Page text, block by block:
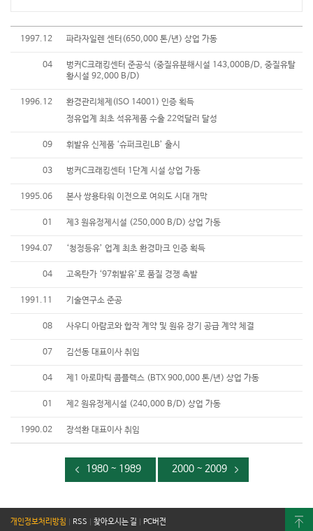
1997.12 파라자일렌 센터(650,000 톤/년) 상업 가동
04
벙커C크래킹센터 준공식 (중질유분해시설 143,000B/D, 중질유탈
황시설 92,000 B/D)
1996.12
환경관리체제(ISO 14001) 인증 획득
정유업계 최초 석유제품 수출 22억달러 달성
09 휘발유 신제품 ‘슈퍼크린LB’ 출시
03 벙커C크래킹센터 1단계 시설 상업 가동
1995.06 본사 쌍용타워 이전으로 여의도 시대 개막
01 제3 원유정제시설 (250,000 B/D) 상업 가동
1994.07 ‘청정등유’ 업계 최초 환경마크 인증 획득
04 고옥탄가 ‘97휘발유’로 품질 경쟁 촉발
1991.11 기술연구소 준공
08 사우디 아람코와 합작 계약 및 원유 장기 공급 계약 체결
07 김선동 대표이사 취임
04 제1 아로마틱 콤플렉스 (BTX 900,000 톤/년) 상업 가동
01 제2 원유정제시설 (240,000 B/D) 상업 가동
1990.02 장석환 대표이사 취임
1980 ~ 1989 2000 ~ 2009
개인정보처리방침 RSS 찾아오시는 길 PC버전